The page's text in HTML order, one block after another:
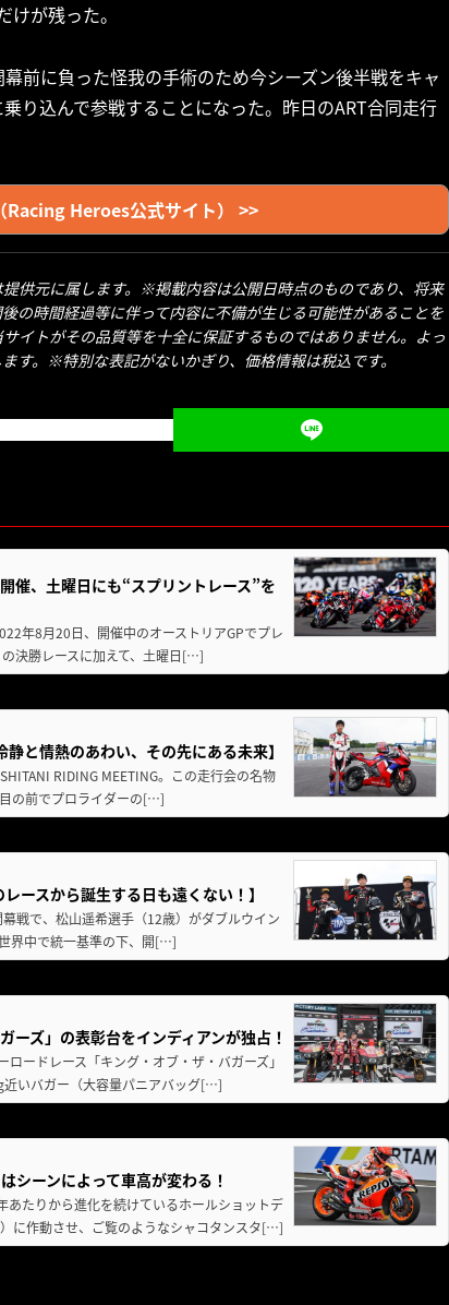
が残った。
前に負った怪我の手術のため今シーズン後半戦をキャ
り込んで参戦することになった。昨日のART合同走行
Racing Heroes公式サイト） >>
供元に属します。※掲載内容は公開日時点のものであり、将来
の時間経過等に伴って内容に不備が生じる可能性があることを
イトがその品質等を十全に保証するものではありません。よっ
す。※特別な表記がないかぎり、価格情報は税込です。
催、土曜日にも“スプリントレース”を
年8月20日、開催中のオーストリアGPでプレ
決勝レースに加えて、土曜日[…]
と情熱のあわい、その先にある未来】
RIDING MEETING。この走行会の名物
の前でプロライダーの[…]
ースから誕生する日も遠くない！】
戦で、松山遥希選手（12歳）がダブルウイン
界中で統一基準の下、開[…]
ーズ」の表彰台をインディアンが独占！
ードレース「キング・オブ・ザ・バガーズ」
いバガー（大容量パニアバッグ[…]
シーンによって車高が変わる！
たりから進化を続けているホールショットデ
に作動させ、ご覧のようなシャコタンスタ[…]